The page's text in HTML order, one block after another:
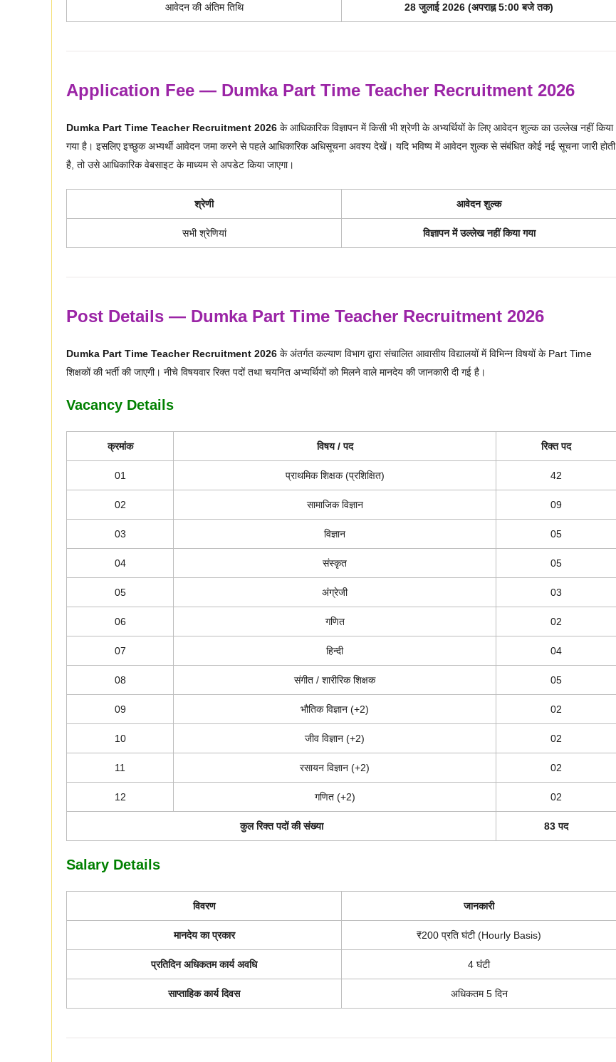
आवेदन की अंतिम तिथि 28 जुलाई 2026 (अपराह्न 5:00 बजे तक)
Application Fee — Dumka Part Time Teacher Recruitment 2026
Dumka Part Time Teacher Recruitment 2026 के आधिकारिक विज्ञापन में किसी भी श्रेणी के अभ्यर्थियों के लिए आवेदन शुल्क का उल्लेख नहीं किया
गया है। इसलिए इच्छुक अभ्यर्थी आवेदन जमा करने से पहले आधिकारिक अधिसूचना अवश्य देखें। यदि भविष्य में आवेदन शुल्क से संबंधित कोई नई सूचना जारी होती
है, तो उसे आधिकारिक वेबसाइट के माध्यम से अपडेट किया जाएगा।
श्रेणी आवेदन शुल्क
सभी श्रेणियां विज्ञापन में उल्लेख नहीं किया गया
Post Details — Dumka Part Time Teacher Recruitment 2026
Dumka Part Time Teacher Recruitment 2026 के अंतर्गत कल्याण विभाग द्वारा संचालित आवासीय विद्यालयों में विभिन्न विषयों के Part Time
शिक्षकों की भर्ती की जाएगी। नीचे विषयवार रिक्त पदों तथा चयनित अभ्यर्थियों को मिलने वाले मानदेय की जानकारी दी गई है।
Vacancy Details
क्रमांक विषय / पद रिक्त पद
01 प्राथमिक शिक्षक (प्रशिक्षित) 42
02 सामाजिक विज्ञान 09
03 विज्ञान 05
04 संस्कृत 05
05 अंग्रेजी 03
06 गणित 02
07 हिन्दी 04
08 संगीत / शारीरिक शिक्षक 05
09 भौतिक विज्ञान (+2) 02
10 जीव विज्ञान (+2) 02
11 रसायन विज्ञान (+2) 02
12 गणित (+2) 02
कुल रिक्त पदों की संख्या 83 पद
Salary Details
विवरण जानकारी
मानदेय का प्रकार ₹200 प्रति घंटी (Hourly Basis)
प्रतिदिन अधिकतम कार्य अवधि 4 घंटी
साप्ताहिक कार्य दिवस अधिकतम 5 दिन